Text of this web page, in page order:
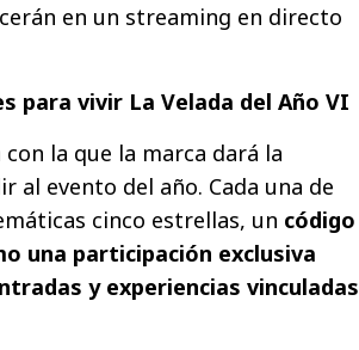
en un streaming en directo
para vivir La Velada del Año VI
la que la marca dará la
al evento del año. Cada una de
cinco estrellas, un código
una participación exclusiva
y experiencias vinculadas